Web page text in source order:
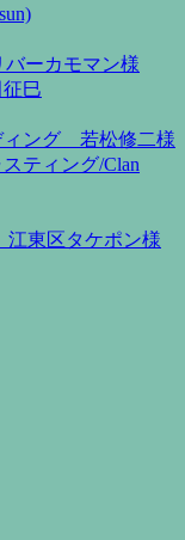
バーカモマン様
巳
ィング 若松修二様
ティング/Clan
東区タケポン様